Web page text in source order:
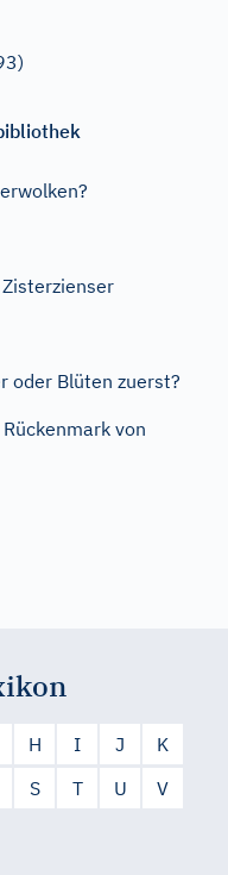
oder Blüten zuerst?
von
H I J
K
S T U
V